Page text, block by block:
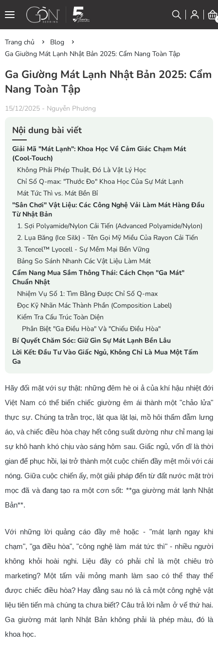
Trang chủ
Blog
Ga Giường Mát Lạnh Nhật Bản 2025: Cẩm Nang Toàn Tập
Ga Giường Mát Lạnh Nhật Bản 2025: Cẩm
Nang Toàn Tập
15/12/2025 - Nguyễn Phương
Nội dung bài viết
Giải Mã "Mát Lạnh": Khoa Học Về Cảm Giác Chạm Mát
(Cool-Touch)
Không Phải Phép Thuật, Đó Là Vật Lý Học
Chỉ Số Q-max: "Thước Đo" Khoa Học Của Sự Mát Lạnh
Mát Tức Thì vs. Mát Bền Bỉ
"Sân Chơi" Vật Liệu: Các Công Nghệ Vải Làm Mát Hàng Đầu
Từ Nhật Bản
1. Sợi Polyamide/Nylon Cải Tiến (Advanced Polyamide/Nylon)
2. Lụa Băng (Ice Silk) - Tên Gọi Mỹ Miều Của Rayon Cải Tiến
3. Tencel™ Lyocell - Sự Mềm Mại Bền Vững
Bảng So Sánh Nhanh Các Vật Liệu Làm Mát
Cẩm Nang Mua Sắm Thông Thái: Cách Chọn "Ga Mát"
Chuẩn Nhật
Nhiệm Vụ Số 1: Tìm Bằng Được Chỉ Số Q-max
Đọc Kỹ Nhãn Mác Thành Phần (Composition Label)
Kiểm Tra Cấu Trúc Toàn Diện
Phân Biệt "Ga Điều Hòa" Và "Chiếu Điều Hòa"
Bí Quyết Chăm Sóc: Giữ Gìn Sự Mát Lạnh Bền Lâu
Lời Kết: Đầu Tư Vào Giấc Ngủ, Không Chỉ Là Mua Một Tấm
Ga
Hãy đối mặt với sự thật: những đêm hè oi ả của khí hậu nhiệt đới
Việt Nam có thể biến chiếc giường êm ái thành một "chảo lửa"
thực sự. Chúng ta trằn trọc, lật qua lật lại, mồ hôi thấm đẫm lưng
áo, và chiếc điều hòa chạy hết công suất dường như chỉ mang lại
sự khô hanh khó chịu vào sáng hôm sau. Giấc ngủ, vốn dĩ là thời
gian để phục hồi, lại trở thành một cuộc chiến đầy mệt mỏi với cái
nóng. Giữa cuộc chiến ấy, một giải pháp đến từ đất nước mặt trời
mọc đã và đang tạo ra một cơn sốt: **ga giường mát lạnh Nhật
Bản**.
Với những lời quảng cáo đầy mê hoặc - "mát lạnh ngay khi
chạm", "ga điều hòa", "công nghệ làm mát tức thì" - nhiều người
không khỏi hoài nghi. Liệu đây có phải chỉ là một chiêu trò
marketing? Một tấm vải mỏng manh làm sao có thể thay thế
được chiếc điều hòa? Hay đằng sau nó là cả một công nghệ vật
liệu tiên tiến mà chúng ta chưa biết? Câu trả lời nằm ở vế thứ hai.
Ga giường mát lạnh Nhật Bản không phải là phép màu, đó là
khoa học.